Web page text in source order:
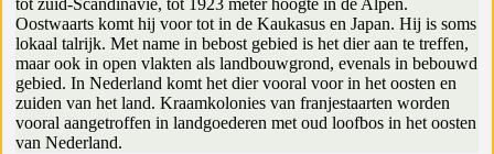
tot zuid-Scandinavië, tot 1923 meter hoogte in de Alpen.
Oostwaarts komt hij voor tot in de Kaukasus en Japan. Hij is soms
lokaal talrijk. Met name in bebost gebied is het dier aan te treffen,
maar ook in open vlakten als landbouwgrond, evenals in bebouwd
gebied. In Nederland komt het dier vooral voor in het oosten en
zuiden van het land. Kraamkolonies van franjestaarten worden
vooral aangetroffen in landgoederen met oud loofbos in het oosten
van Nederland.